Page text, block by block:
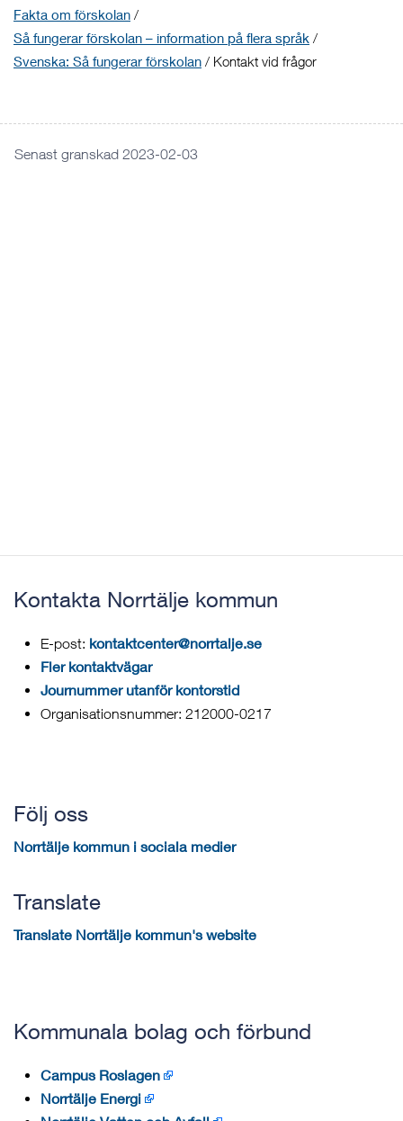
Fakta om förskolan /
Så fungerar förskolan – information på flera språk /
Svenska: Så fungerar förskolan / Kontakt vid frågor
Senast granskad 2023-02-03
Kontakta Norrtälje kommun
E-post: kontaktcenter@norrtalje.se
Fler kontaktvägar
Journummer utanför kontorstid
Organisationsnummer: 212000-0217
Följ oss
Norrtälje kommun i sociala medier
Translate
Translate Norrtälje kommun's website
Kommunala bolag och förbund
Campus Roslagen
Norrtälje Energi